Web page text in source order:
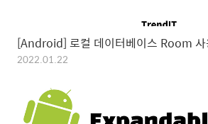
[Android] 로컬 데이터베이스 Room 사
2022.01.22